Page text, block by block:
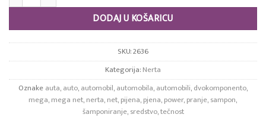
DODAJ U KOŠARICU
SKU:2636
Kategorija:Nerta
Oznakeauta,auto,automobil,automobila,automobili,dvokomponento,
mega,mega net,nerta,net,pijena,pjena,power,pranje,sampon,
šamponiranje,sredstvo,tečnost